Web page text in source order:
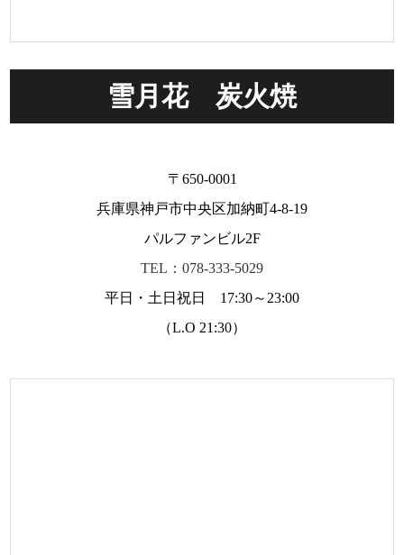
雪月花 炭火焼
〒650-0001
兵庫県神戸市中央区加納町4-8-19
パルファンビル2F
TEL：078-333-5029
平日・土日祝日 17:30～23:00
（L.O 21:30）